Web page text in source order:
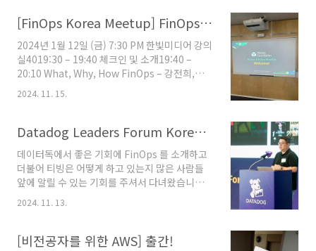
고 있었다.
오셨습니다.🙌🏼최근에 입사하신 DevRel 분도
오시고,멀리서 사당에서 오신 커머스부문
의 DevRel 업무를 하시는 분을 비롯한 애드보케
이트🥑 분들도 참석해주셨습니다.다년간 현업 애
자일 코치, 컨설턴트로 근무하신 경험을 바탕으
로,올리브영에 적용한 업무 방식, 그리고 그 업무
터 적용된 팀/스쿼드 방식에 대한 운영..
[FinOps Korea Meetup] FinOps 란?
2024년 1월 12일 (금) 7:30 PM 한빛미디어 강의
실4019:30 – 19:40 체크인 및 소개19:40 –
20:10 What, Why, How FinOps – 강전희,
정태환, 밀리의서재20:40 – 21:00 네트워킹올해
다.https://finops.kr/notice/ Notice#
FinOps 한국 커뮤니티 행사 안내 24년 4월
Meetup [![2024-04-19-korea-meetup]
(/assets/img/2024-04-19-korea-
meetup.png "Korea FinOps Meetup")]
(https://events.finops.org/event/kore..
2024. 11. 15.
Datadog Leaders Forum Korea 2023
데이터독에서 좋은 기회에 FinOps 를 소개하고
더불어 티빙은 어떻게 하고 있는지 많은 사람들
앞에 알릴 수 있는 기회를 주셔서 다녀왔습니다.
덕분에 롯데월드타워도 처음가보고...Datadog
에서 에서 제가 평소에 관심있어하고 홍보하고
왔습니다.임원을 대상으로 하는 Datadog
2024. 11. 13.
[비전공자를 위한 AWS] 출간!